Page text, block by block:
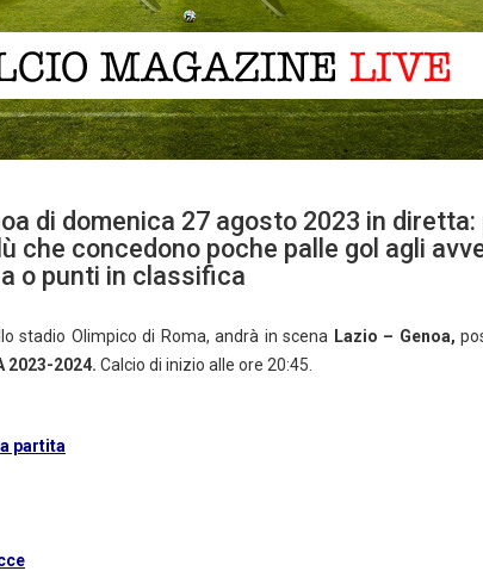
di domenica 27 agosto 2023 in diretta:
che concedono poche palle gol agli
o punti in classifica
stadio Olimpico di Roma, andrà in scena Lazio – Genoa,
2023-2024. Calcio di inizio alle ore 20:45.
partita